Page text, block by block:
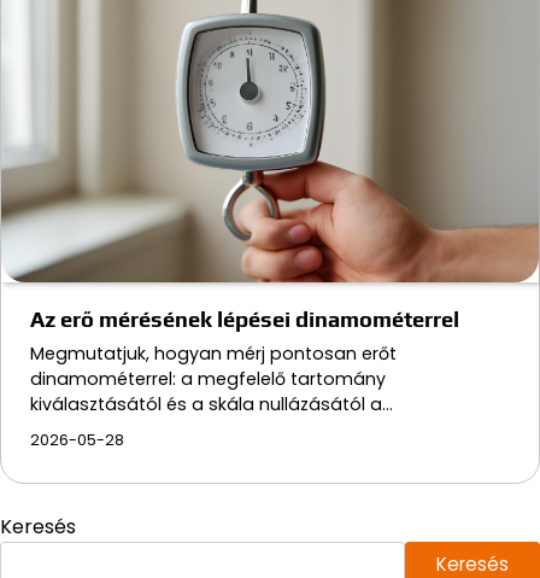
Az erő mérésének lépései dinamométerrel
Megmutatjuk, hogyan mérj pontosan erőt
dinamométerrel: a megfelelő tartomány
kiválasztásától és a skála nullázásától a…
2026-05-28
Keresés
Keresés